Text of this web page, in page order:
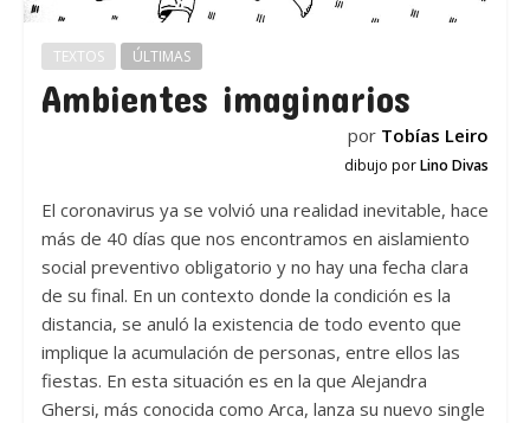
TEXTOS ÚLTIMAS
Ambientes imaginarios
por Tobías Leiro
dibujo porLino Divas
El coronavirus ya se volvió una realidad inevitable, hace
más de 40 días que nos encontramos en aislamiento
social preventivo obligatorio y no hay una fecha clara
de su final. En un contexto donde la condición es la
distancia, se anuló la existencia de todo evento que
implique la acumulación de personas, entre ellos las
fiestas. En esta situación es en la que Alejandra
Ghersi, más conocida como Arca, lanza su nuevo single